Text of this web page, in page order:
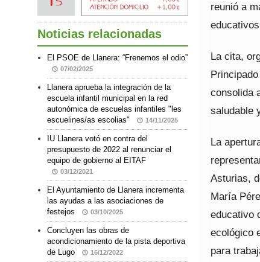
reunió a
La cita,
consolida
saludable
La
Asturias,
María
educativo
ecológico
para
Noticias relacionadas
El PSOE de Llanera: “Frenemos el odio”
07/02/2025
Llanera aprueba la integración de la
escuela infantil municipal en la red
autonómica de escuelas infantiles "les
escuelines/as escolias"
14/11/2025
IU Llanera votó en contra del
presupuesto de 2022 al renunciar el
equipo de gobierno al EITAF
03/12/2021
El Ayuntamiento de Llanera incrementa
las ayudas a las asociaciones de
festejos
03/10/2025
Concluyen las obras de
acondicionamiento de la pista deportiva
de Lugo
16/12/2022